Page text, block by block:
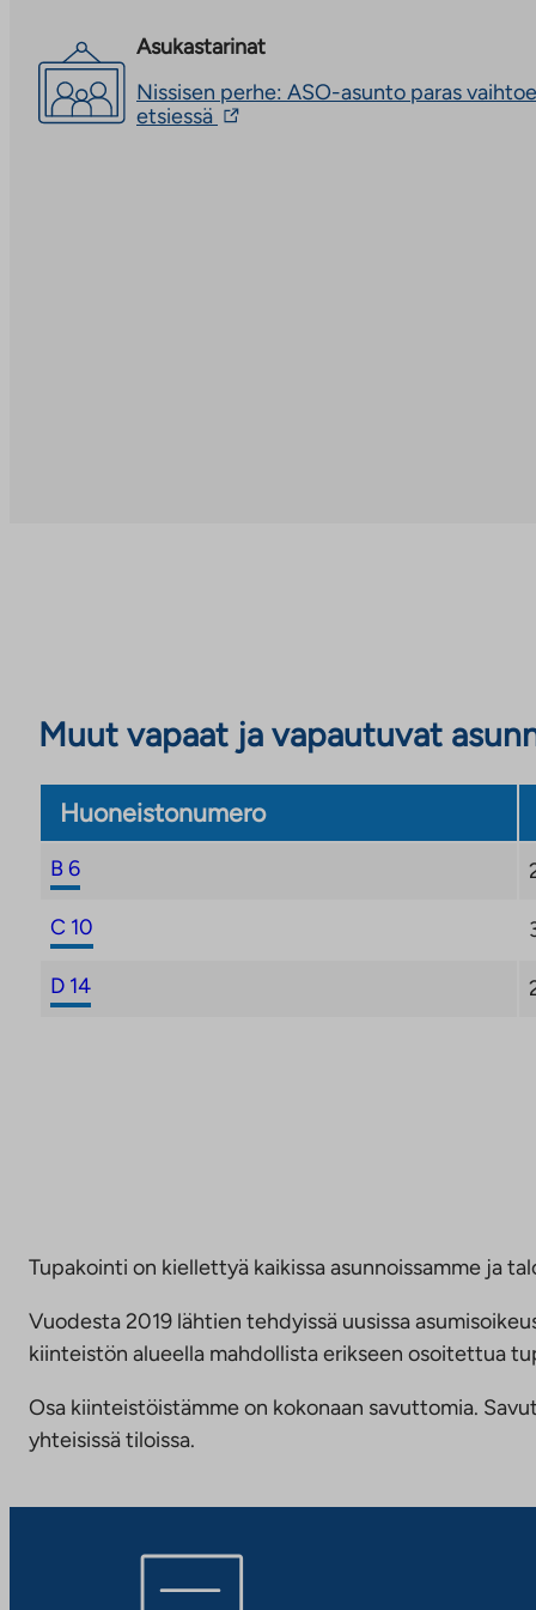
peruspalveluiden äärelle. Kauklahden juna-asemalta
puolessa tunnissa Helsingin keskustaan ja omalla
vaivatonta. Alueelta on myös bussiyhteyksiä eri
Asukastarinat
Nissisen perhe: ASO-asunto paras
etsiessä Linkki
Muut vapaat ja vapautuvat
Huoneistonumero
B 6
C 10
D 14
Tupakointi on kiellettyä kaikissa asunnoissamme ja
Vuodesta 2019 lähtien tehdyissä uusissa
kiinteistön alueella mahdollista erikseen osoitettua
Osa kiinteistöistämme on kokonaan savuttomia.
yhteisissä tiloissa.